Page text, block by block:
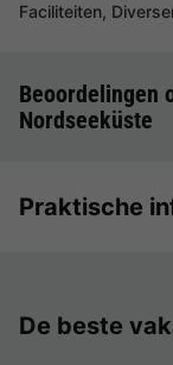
Faciliteiten,
Beoordelingen
Nordseeküste
Praktische
De beste